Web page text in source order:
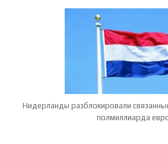
Нидерланды разблокировали
полмиллиарда